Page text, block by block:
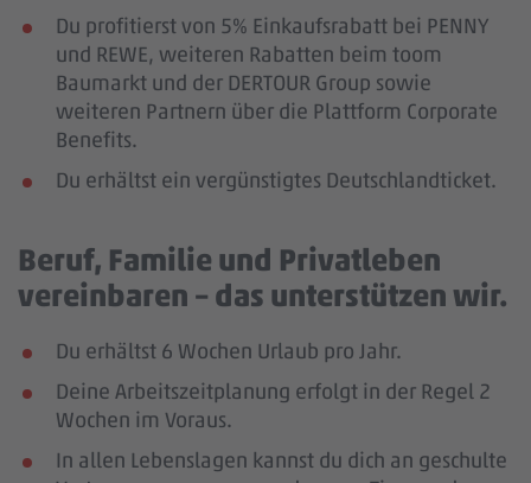
Du profitierst von 5% Einkaufsrabatt bei PENNY
und REWE, weiteren Rabatten beim toom
Baumarkt und der DERTOUR Group sowie
weiteren Partnern über die Plattform Corporate
Benefits.
Du erhältst ein vergünstigtes Deutschlandticket.
Beruf, Familie und Privatleben
vereinbaren – das unterstützen wir.
Du erhältst 6 Wochen Urlaub pro Jahr.
Deine Arbeitszeitplanung erfolgt in der Regel 2
Wochen im Voraus.
In allen Lebenslagen kannst du dich an geschulte